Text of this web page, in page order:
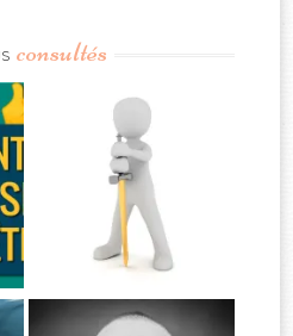
consultés